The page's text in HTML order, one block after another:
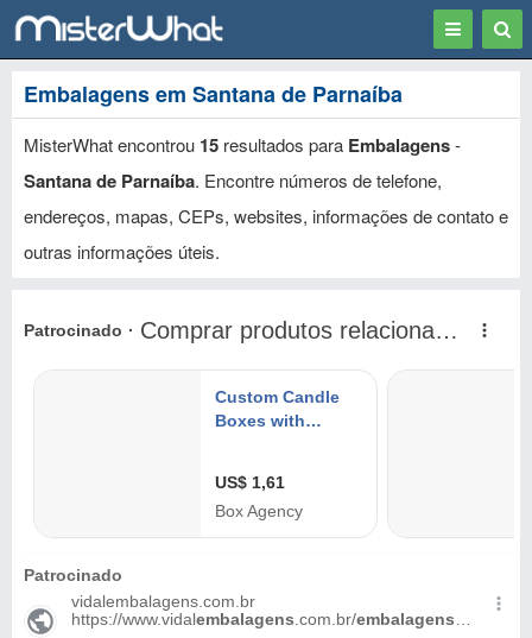
Toggle
Embalagens em Santana de Parnaíba
MisterWhat encontrou 15 resultados para Embalagens-
Santana de Parnaíba. Encontre números de telefone,
endereços, mapas, CEPs, websites, informações de contato e
outras informações úteis.